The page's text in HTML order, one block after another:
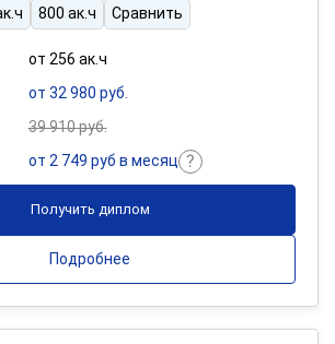
800 ак.ч Сравнить
от 256 ак.ч
от 32 980 руб.
39 910 руб.
от 2 749 руб в месяц
Получить диплом
Подробнее